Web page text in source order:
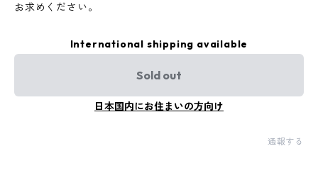
お求めください。
International shipping available
Sold out
日本国内にお住まいの方向け
通報する